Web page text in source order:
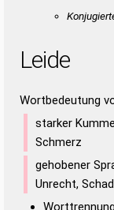
Leide
Wortbedeutung
starker
Schmerz
gehobener
Unrecht,